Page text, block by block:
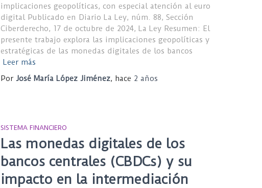
implicaciones geopolíticas, con especial atención al euro
digital Publicado en Diario La Ley, núm. 88, Sección
Ciberderecho, 17 de octubre de 2024, La Ley Resumen: El
presente trabajo explora las implicaciones geopolíticas y
estratégicas de las monedas digitales de los bancos
Leer más
Por José María López Jiménez, hace 2 años
SISTEMA FINANCIERO
Las monedas digitales de los
bancos centrales (CBDCs) y su
impacto en la intermediación